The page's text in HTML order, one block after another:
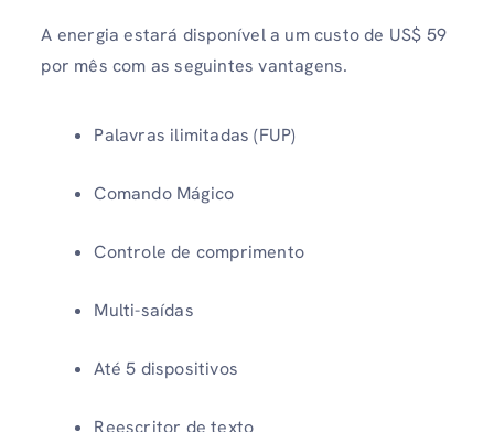
A energia estará disponível a um custo de US$ 59
por mês com as seguintes vantagens.
Palavras ilimitadas (FUP)
Comando Mágico
Controle de comprimento
Multi-saídas
Até 5 dispositivos
Reescritor de texto